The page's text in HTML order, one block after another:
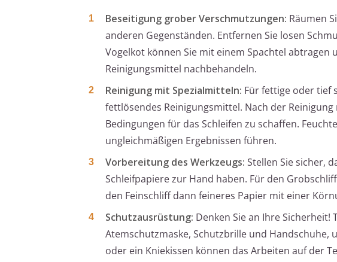
Beseitigung grober Verschmutzungen: Räumen
anderen Gegenständen. Entfernen Sie losen
Vogelkot können Sie mit einem Spachtel abtragen
Reinigungsmittel nachbehandeln.
Reinigung mit Spezialmitteln: Für fettige oder tief
fettlösendes Reinigungsmittel. Nach der
Bedingungen für das Schleifen zu schaffen.
ungleichmäßigen Ergebnissen führen.
Vorbereitung des Werkzeugs: Stellen Sie sicher,
Schleifpapiere zur Hand haben. Für den
den Feinschliff dann feineres Papier mit einer
Schutzausrüstung: Denken Sie an Ihre Sicherheit!
Atemschutzmaske, Schutzbrille und
oder ein Kniekissen können das Arbeiten auf der